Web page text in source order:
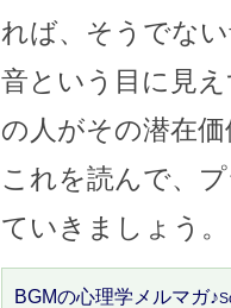
れば、そうでな
音という目に見
の人がその潜在
これを読んで、
ていきましょう。
BGMの心理学メルマガ♪